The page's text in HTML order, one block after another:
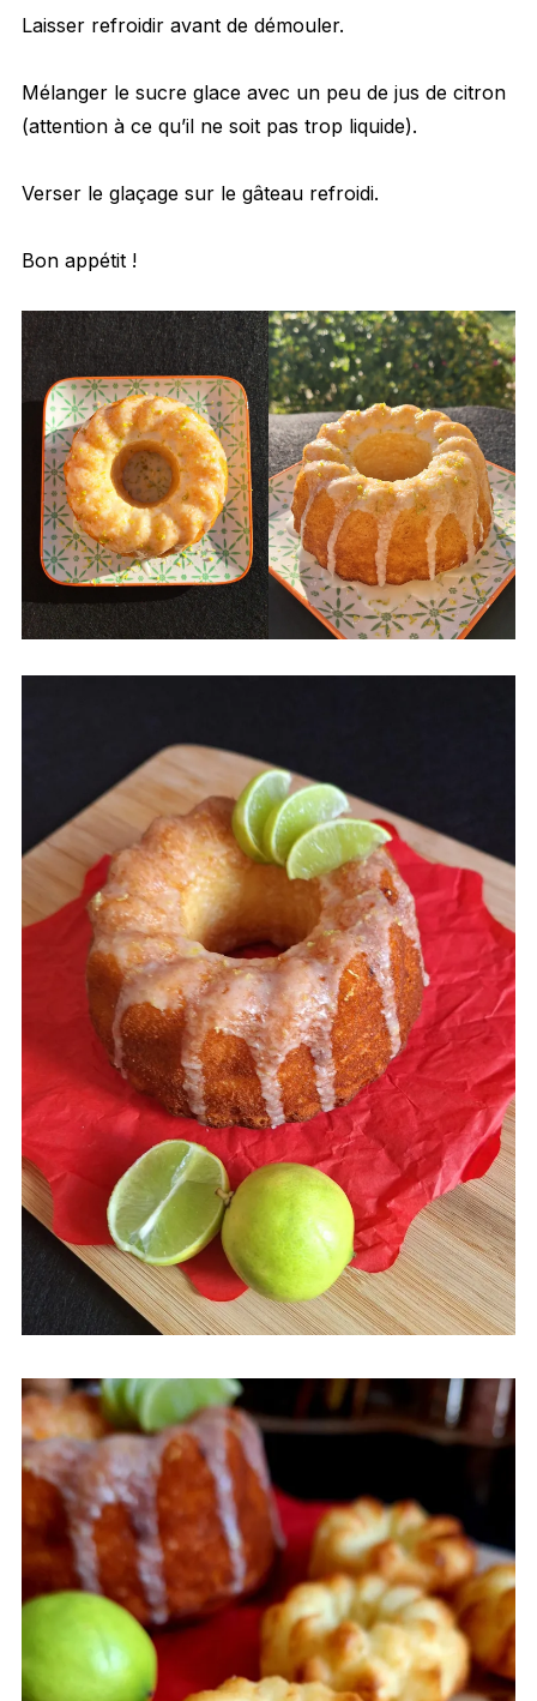
Laisser refroidir avant de démouler.
Mélanger le sucre glace avec un peu de jus de citron
(attention à ce qu’il ne soit pas trop liquide).
Verser le glaçage sur le gâteau refroidi.
Bon appétit !